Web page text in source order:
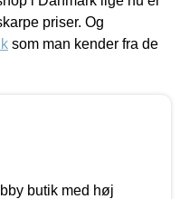
priser. Og
som man kender fra de
butik med høj